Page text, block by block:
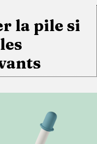
la pile si